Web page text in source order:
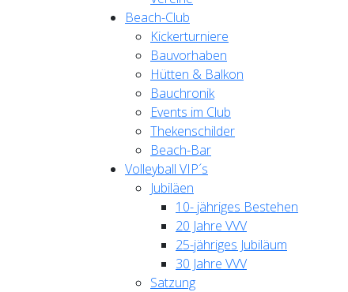
Beach-Club
Kickerturniere
Bauvorhaben
Hütten & Balkon
Bauchronik
Events im Club
Thekenschilder
Beach-Bar
Volleyball VIP´s
Jubiläen
10- jähriges Bestehen
20 Jahre VVV
25-jähriges Jubiläum
30 Jahre VVV
Satzung